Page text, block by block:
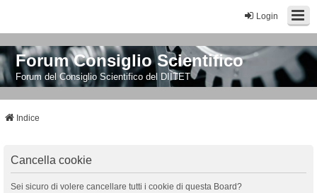
Login
Forum Consiglio Scientifico
Forum del Consiglio Scientifico del DIITET
Indice
Cancella cookie
Sei sicuro di volere cancellare tutti i cookie di questa Board?